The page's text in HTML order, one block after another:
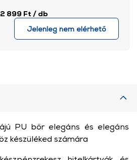
2 899 Ft / db
Jelenleg nem elérhető
PU bőr elegáns és elegáns
készüléked számára